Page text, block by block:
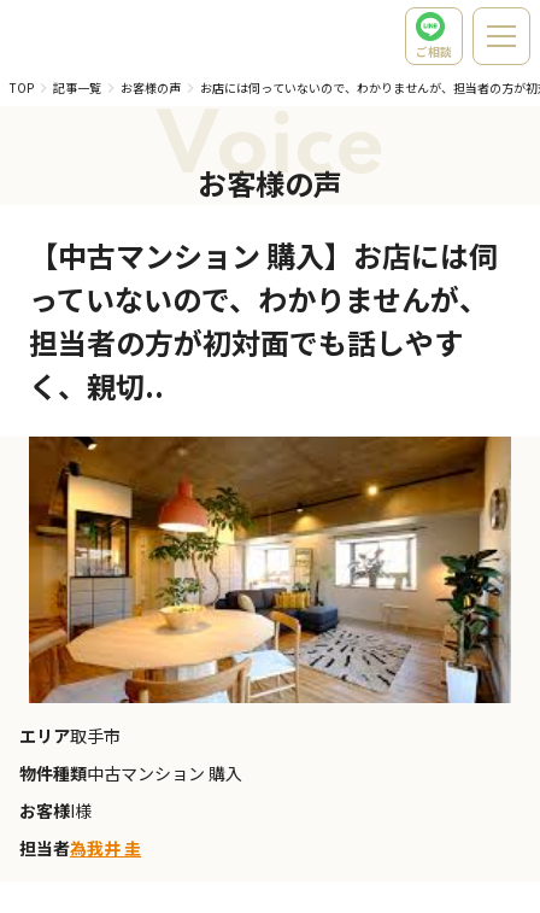
ご相談
TOP
記事一覧 お客様の声 お店には伺っていないので、わかりませんが、担当者の方が
Voice
お客様の声
【中古マンション 購入】お店には伺
っていないので、わかりませんが、
担当者の方が初対面でも話しやす
く、親切..
エリア取手市
物件種類中古マンション 購入
お客様I様
担当者為我井 圭